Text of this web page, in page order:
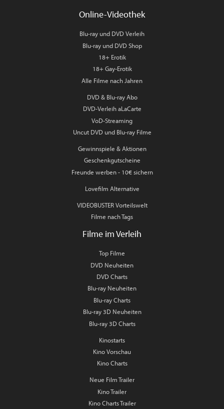
Online-Videothek
Blu-ray und DVD Verleih
Blu-ray und DVD Shop
18+ Erotik
18+ Gay-Erotik
Alle Filme nach Jahren
DVD & Blu-ray Abo
DVD-Verleih aLaCarte
VoD-Streaming
Uncut DVD und Blu-ray Filme
Gewinnspiele & Aktionen
Geschenkgutscheine
Freunde werben - 10€ sichern
Lovefilm Alternative
VIDEOBUSTER Vorteilswelt
Filme nach Tags
Filme im Verleih
Top Filme
DVD Neuheiten
DVD Charts
Blu-ray Neuheiten
Blu-ray Charts
Blu-ray 3D Neuheiten
Blu-ray 3D Charts
Kinostarts
Kino Vorschau
Kino Charts
Neue Film Trailer
Kino Trailer
Kino Charts Trailer